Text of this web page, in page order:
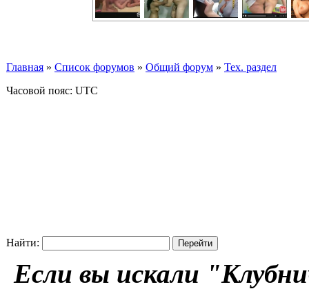
Главная » Список форумов » Общий форум » Тех. раздел
Часовой пояс: UTC
Найти:
Если вы искали